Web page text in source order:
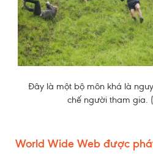
Đây là một bộ môn khá là
chế người tham gia.
World Wide Web được